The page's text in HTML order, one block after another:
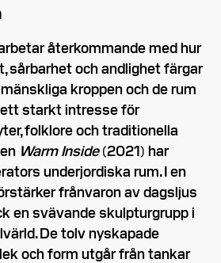
återkommande med hur
sårbarhet och andlighet färgar
kroppen och de rum
ett starkt intresse för
folklore och traditionella
Warm Inside(2021) har
underjordiska rum. I en
frånvaron av dagsljus
en svävande skulpturgrupp i
De tolv nyskapade
och form utgår från tankar